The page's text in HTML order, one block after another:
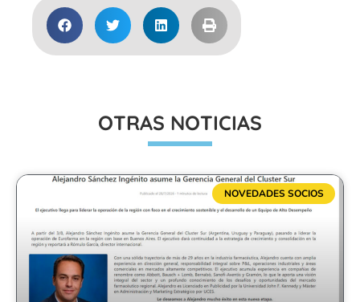
OTRAS NOTICIAS
NOVEDADES SOCIOS